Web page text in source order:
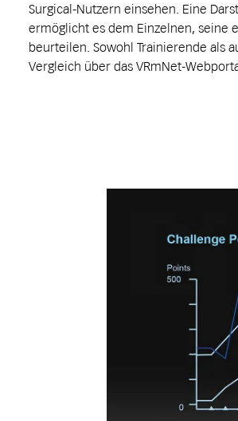
Surgical-Nutzern einsehen. Eine
ermöglicht es dem Einzelnen, seine
beurteilen. Sowohl Trainierende als
Vergleich über das VRmNet-